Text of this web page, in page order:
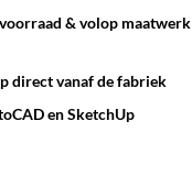
& volop maatwerk
direct vanaf de fabriek
en SketchUp